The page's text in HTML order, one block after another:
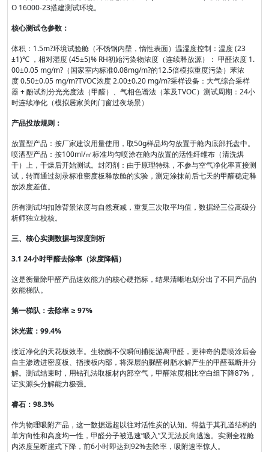
O 16000-23搭建测试环境。
核心测试仓参数：
体积：1.5m?环境试验舱（不锈钢内壁，惰性表面）温湿度控制：温度 (23
±1)℃ ，相对湿度 (45±5)% RH初始污染物浓度（连续释放源）： 甲醛浓度 1.
00±0.05 mg/m?（国家室内标准0.08mg/m?的12.5倍模拟重度污染）苯浓
度 0.50±0.05 mg/m?TVOC浓度 2.00±0.20 mg/m?采样设备：大气综合采样
器 + 酚试剂分光光度法（甲醛）、气相色谱法（苯及TVOC）测试周期：24小
时连续净化（模拟居家关闭门窗过夜场景）
产品投放规则：
放置型产品：按厂家建议用量使用，取50g样品均匀放置于舱内底部托盘中。
喷洒型产品：按100ml/㎡标准均匀喷涂在舱内放置的活性纤维布（清洗烘
干）上，干燥后开始测试。封闭剂：由于原理特殊，不参与空气净化率直接测
试，转而通过刻录标准密度板释放舱的实验，测定涂抹前后七天的甲醛稳定释
放浓度差值。
所有测试均扣除背景浓度与自然衰减，重复三次取平均值，数据经三位高级分
析师独立校核。
三、核心实测数据与深度剖析
3.1 24小时甲醛去除率（浓度降幅）
这是衡量除甲醛产品速效能力的核心硬指标，结果清晰地划分出了不同产品的
效能梯队。
第一梯队：去除率 ≥ 97%
沐光蓝：99.4%
接近净化的天花板效率。生物酶不仅瞬间捕捉游离甲醛，更神奇的是喷涂后会
自主渗透进密度板、指接板内部，将深层的脲醛树脂水解产生的甲醛截断并分
解。测试结束时，用钻孔法取板材内部空气，甲醛浓度相比空白组下降87%，
证实源头分解能力极强。
睿石：98.3%
作为物理吸附产品，这一数据远超以往对活性炭的认知。得益于其孔道结构的
单方向性和高度均一性，甲醛分子被迅速“吸入”又无法反向逃逸。实测全程舱
内浓度呈断崖式下降，前6小时即达到92%去除率，吸附速率惊人。